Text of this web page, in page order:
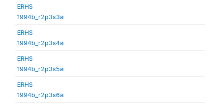
ERHS
1994b_r2p3s3a
ERHS
1994b_r2p3s4a
ERHS
1994b_r2p3s5a
ERHS
1994b_r2p3s6a